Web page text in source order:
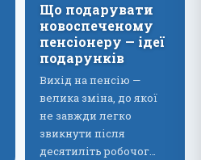
Що подарувати
новоспеченому
пенсіонеру — ідеї
подарунків
Вихід на пенсію —
велика зміна, до якої
не завжди легко
звикнути після
десятиліть робочог…